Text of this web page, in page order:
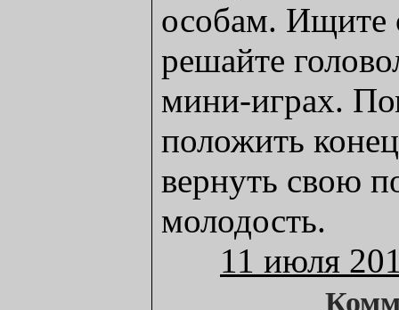
особам. Ищите
решайте
мини-играх.
положить
вернуть свою
молодость.
11 июля